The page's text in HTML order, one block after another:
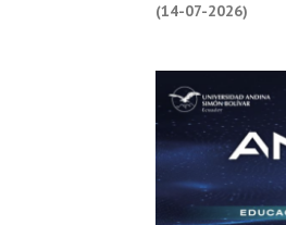
(14-07-2026)